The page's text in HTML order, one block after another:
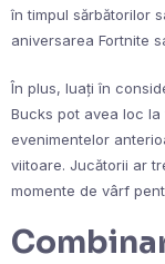
în timpul sărbătorilor
aniversarea Fortnite
În plus, luați în
Bucks pot avea loc
evenimentelor
viitoare. Jucătorii ar
momente de vârf